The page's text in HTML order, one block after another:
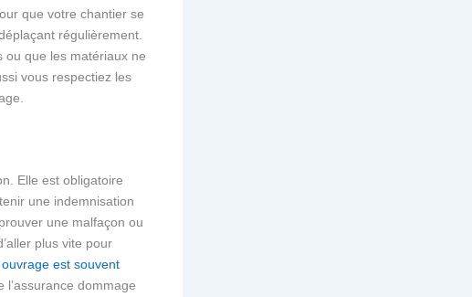
que votre chantier se
régulièrement.
ou que les matériaux ne
vous respectiez les
Elle est obligatoire
une indemnisation
une malfaçon ou
plus vite pour
est souvent
dommage